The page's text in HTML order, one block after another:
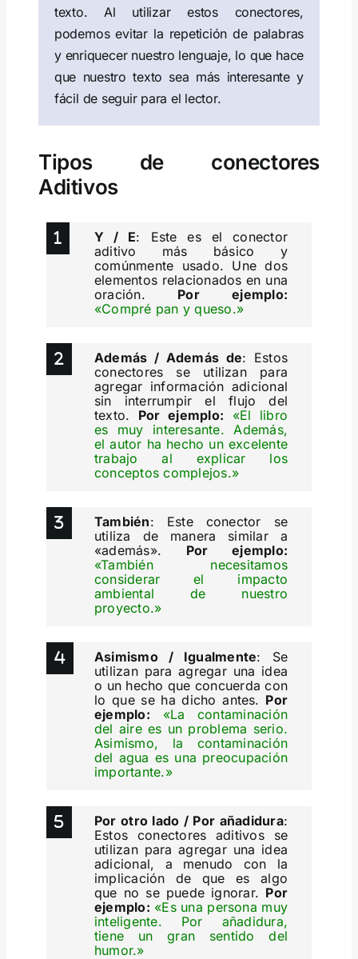
texto. Al utilizar estos conectores,
podemos evitar la repetición de palabras
y enriquecer nuestro lenguaje, lo que hace
que nuestro texto sea más interesante y
fácil de seguir para el lector.
Tipos de conectores
Aditivos
Y / E: Este es el conector
aditivo más básico y
comúnmente usado. Une dos
elementos relacionados en una
oración. Por ejemplo:
«Compré pan y queso.»
Además / Además de: Estos
conectores se utilizan para
agregar información adicional
sin interrumpir el flujo del
texto. Por ejemplo:
«El libro
es muy interesante. Además,
el autor ha hecho un excelente
trabajo al explicar los
conceptos complejos.»
También: Este conector se
utiliza de manera similar a
«además». Por ejemplo:
«También necesitamos
considerar el impacto
ambiental de nuestro
proyecto.»
Asimismo / Igualmente: Se
utilizan para agregar una idea
o un hecho que concuerda con
lo que se ha dicho antes. Por
ejemplo:
«La contaminación
del aire es un problema serio.
Asimismo, la contaminación
del agua es una preocupación
importante.»
Por otro lado / Por añadidura:
Estos conectores aditivos se
utilizan para agregar una idea
adicional, a menudo con la
implicación de que es algo
que no se puede ignorar. Por
ejemplo: «Es una persona muy
inteligente. Por añadidura,
tiene un gran sentido del
humor.»